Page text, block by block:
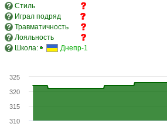
Стиль
Играл подряд
Травматичность
Лояльность
Школа:
Днепр-1
310
315
320
325